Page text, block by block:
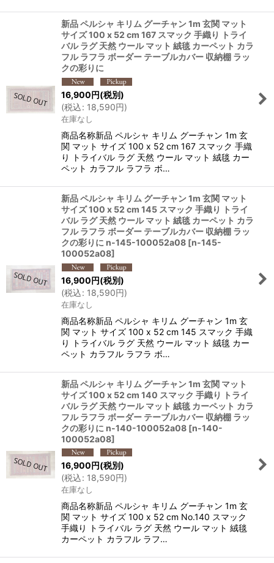
新品 ペルシャ キリム グーチャン 1m 玄関 マット
サイズ 100 x 52 cm 167 スマック 手織り トライ
バル ラグ 天然 ウール マット 絨毯 カーペット カラ
フル ラフラ ボーダー テーブルカバー 収納棚 ラッ
クの彩りに
16,900円(税別)
(税込: 18,590円)
在庫なし
商品名称新品 ペルシャ キリム グーチャン 1m 玄
関 マット サイズ 100 x 52 cm 167 スマック 手織
り トライバル ラグ 天然 ウール マット 絨毯 カー
ペット カラフル ラフラ ボ…
新品 ペルシャ キリム グーチャン 1m 玄関 マット
サイズ 100 x 52 cm 145 スマック 手織り トライ
バル ラグ 天然 ウール マット 絨毯 カーペット カラ
フル ラフラ ボーダー テーブルカバー 収納棚 ラッ
クの彩りに n-145-100052a08 [n-145-
100052a08]
16,900円(税別)
(税込: 18,590円)
在庫なし
商品名称新品 ペルシャ キリム グーチャン 1m 玄
関 マット サイズ 100 x 52 cm 145 スマック 手織
り トライバル ラグ 天然 ウール マット 絨毯 カー
ペット カラフル ラフラ ボ…
新品 ペルシャ キリム グーチャン 1m 玄関 マット
サイズ 100 x 52 cm 140 スマック 手織り トライ
バル ラグ 天然 ウール マット 絨毯 カーペット カラ
フル ラフラ ボーダー テーブルカバー 収納棚 ラッ
クの彩りに n-140-100052a08 [n-140-
100052a08]
16,900円(税別)
(税込: 18,590円)
在庫なし
商品名称新品 ペルシャ キリム グーチャン 1m 玄
関 マット サイズ 100 x 52 cm No.140 スマック
手織り トライバル ラグ 天然 ウール マット 絨毯
カーペット カラフル ラフ…